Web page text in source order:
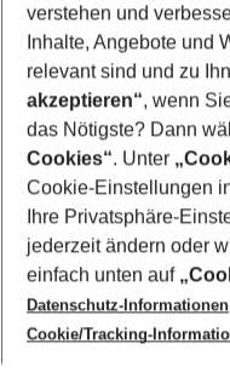
Footer
Footer navigation
Über uns
AGB
Cookie-Einstellungen
Cookie-Richtlinie
Datenschutz
Service & Hilfe
Barrierefreies Reisen
Check-in
Folgen Sie uns
verstehen und
Inhalte, Angebote und
relevant sind und zu
akzeptieren“, wenn
das Nötigste? Dann
Cookies“. Unter
Cookie-Einstellungen
Ihre Privatsphäre-
jederzeit ändern oder
einfach unten auf
Datenschutz-Informationen
Cookie/Tracking-